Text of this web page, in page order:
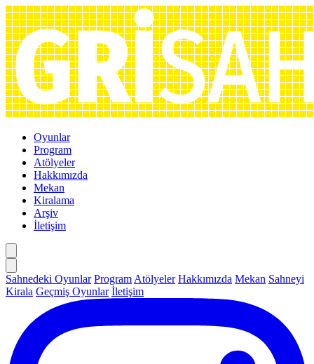
Oyunlar
Program
Atölyeler
Hakkımızda
Mekan
Kiralama
Arşiv
İletişim
Sahnedeki Oyunlar Program Atölyeler Hakkımızda Mekan Sahneyi
Kirala Geçmiş Oyunlar İletişim